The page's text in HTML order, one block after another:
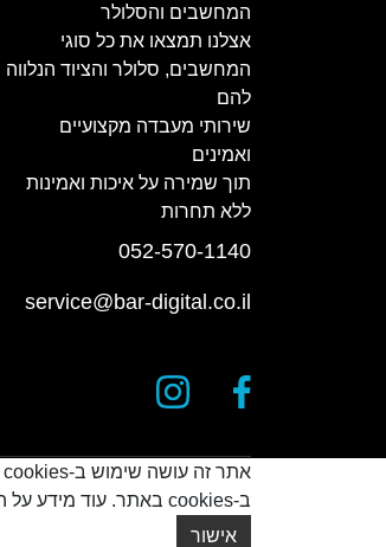
המחשבים והסלולר
אצלנו תמצאו את כל סוגי
המחשבים, סלולר והציוד הנלווה
להם
שירותי מעבדה מקצועיים
ואמינים
תוך שמירה על איכות ואמינות
ללא תחרות
052-570-1140
service@bar-digital.co.il
© כל הזכויות שמורות2026
ב-cookies באתר. עוד מידע על השימוש ב-cookies אפשר לקרוא
אישור